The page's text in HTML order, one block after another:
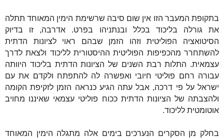
בתקופת המעבר הזו אין שום סיבה שרשימת הימין המאוחד תתלה
את גורלה בליכוד בכלל ובנתניהו בפרט. אדרבה, זו בדיוק
הסיטואציה הפוליטית וזהו הזמן שבהם ראוי לציונות הדתית
להשתחרר מהכפיפות הפוליטית ההיסטורית לליכוד ולצאת לדרך
עצמאית. התלות רבת השנים של הציונות הדתית בליכוד היוותה
עבורה רחם פוליטי חיובי ואפשרה לה להתפתח ולקדם את עם
ישראל על פי דרכה, אבל עתה הגיע כנראה הזמן לזקיפת הקומה
ולהצבתה של הציונות הדתית ככוח פוליטי עצמאי שאיננו מחויב
אוטומטית לליכוד.
בחלק מן הסקרים הנערכים בימים אלה מתגלה הימין המאוחד